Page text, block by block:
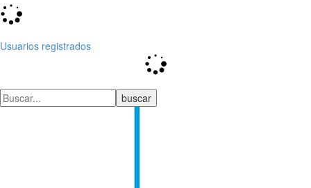
Usuarios registrados